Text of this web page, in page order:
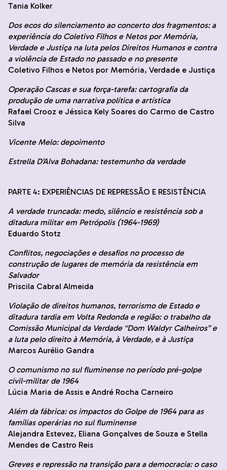
Tania Kolker
Dos ecos do silenciamento ao concerto dos fragmentos: a
experiência do Coletivo Filhos e Netos por Memória,
Verdade e Justiça na luta pelos Direitos Humanos e contra
a violência de Estado no passado e no presente
Coletivo Filhos e Netos por Memória, Verdade e Justiça
Operação Cascas e sua força-tarefa: cartografia da
produção de uma narrativa política e artística
Rafael Crooz e Jéssica Kely Soares do Carmo de Castro
Silva
Vicente Melo: depoimento
Estrella D’Alva Bohadana: testemunho da verdade
PARTE 4: EXPERIÊNCIAS DE REPRESSÃO E RESISTÊNCIA
A verdade truncada: medo, silêncio e resistência sob a
ditadura militar em Petrópolis (1964-1969)
Eduardo Stotz
Conflitos, negociações e desafios no processo de
construção de lugares de memória da resistência em
Salvador
Priscila Cabral Almeida
Violação de direitos humanos, terrorismo de Estado e
ditadura tardia em Volta Redonda e região: o trabalho da
Comissão Municipal da Verdade “Dom Waldyr Calheiros” e
a luta pelo direito à Memória, à Verdade, e à Justiça
Marcos Aurélio Gandra
O comunismo no sul fluminense no período pré-golpe
civil-militar de 1964
Lúcia Maria de Assis e André Rocha Carneiro
Além da fábrica: os impactos do Golpe de 1964 para as
famílias operárias no sul fluminense
Alejandra Estevez, Eliana Gonçalves de Souza e Stella
Mendes de Castro Reis
Greves e repressão na transição para a democracia: o caso